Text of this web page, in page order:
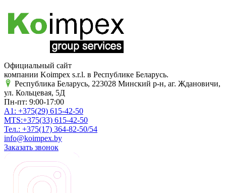
Официальный сайт
компании Koimpex s.r.l. в Республике Беларусь.
Республика Беларусь, 223028 Минский р-н, аг. Ждановичи,
ул. Кольцевая, 5Д
Пн-пт: 9:00-17:00
A1: +375(29) 615-42-50
MTS:+375(33) 615-42-50
Тел.: +375(17) 364-82-50/54
info@koimpex.by
Заказать звонок